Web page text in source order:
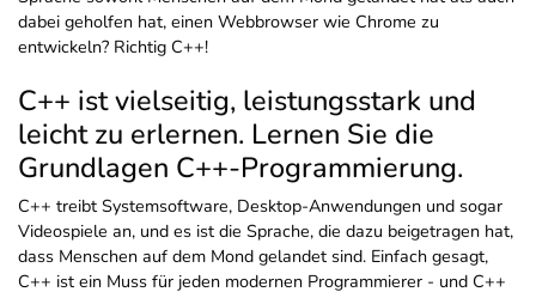
dabei geholfen hat, einen Webbrowser wie Chrome zu
entwickeln? Richtig C++!
C++ ist vielseitig, leistungsstark und
leicht zu erlernen. Lernen Sie die
Grundlagen C++-Programmierung.
C++ treibt Systemsoftware, Desktop-Anwendungen und sogar
Videospiele an, und es ist die Sprache, die dazu beigetragen hat,
dass Menschen auf dem Mond gelandet sind. Einfach gesagt,
C++ ist ein Muss für jeden modernen Programmierer - und C++